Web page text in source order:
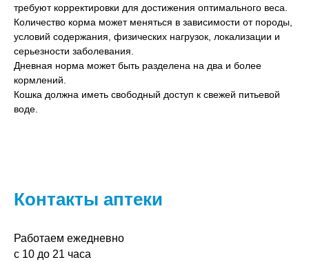
требуют корректировки для достижения оптимального веса.
Количество корма может меняться в зависимости от породы,
условий содержания, физических нагрузок, локализации и
серьезности заболевания.
Дневная норма может быть разделена на два и более
кормлений.
Кошка должна иметь свободный доступ к свежей питьевой
воде.
Контакты аптеки
Работаем ежедневно
с 10 до 21 часа